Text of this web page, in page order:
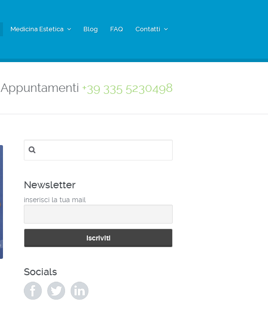
Medicina Estetica Blog FAQ Contatti
Appuntamenti +39 335 5230498
per:
Newsletter
inserisci la tua mail
Socials